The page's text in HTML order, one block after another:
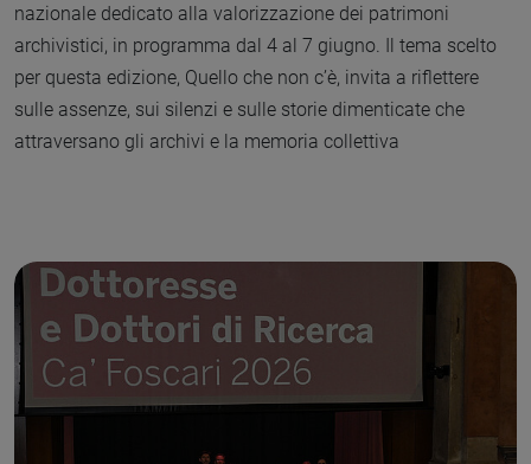
nazionale dedicato alla valorizzazione dei patrimoni
archivistici, in programma dal 4 al 7 giugno. Il tema scelto
per questa edizione, Quello che non c’è, invita a riflettere
sulle assenze, sui silenzi e sulle storie dimenticate che
attraversano gli archivi e la memoria collettiva